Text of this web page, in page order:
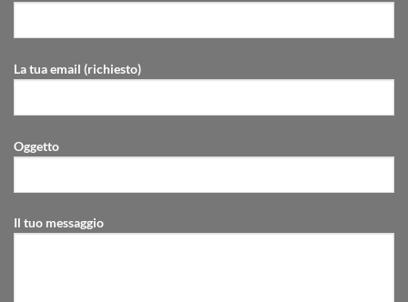
La tua email (richiesto)
Oggetto
Il tuo messaggio